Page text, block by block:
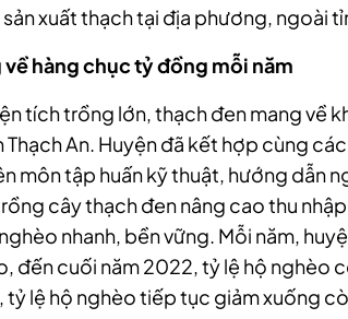
xuất thạch tại địa phương, ngoài
về hàng chục tỷ đồng mỗi năm
tích trồng lớn, thạch đen mang về
Thạch An. Huyện đã kết hợp cùng
môn tập huấn kỹ thuật, hướng dẫn
cây thạch đen nâng cao thu
nhanh, bền vững. Mỗi năm,
đến cuối năm 2022, tỷ lệ hộ nghèo
tỷ lệ hộ nghèo tiếp tục giảm xuống